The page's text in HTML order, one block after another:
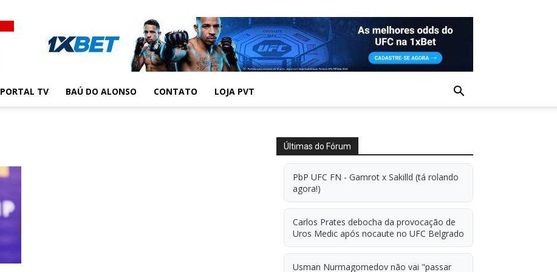
PORTAL TV BAÚ DO ALONSO CONTATO LOJA PVT
Últimas do Fórum
PbP UFC FN - Gamrot x Sakilld (tá rolando
agora!)
Carlos Prates debocha da provocação de
Uros Medic após nocaute no UFC Belgrado
Usman Nurmagomedov não vai "passar